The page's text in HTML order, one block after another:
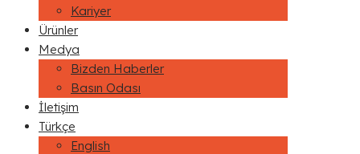
Kariyer
Ürünler
Medya
Bizden Haberler
Basın Odası
İletişim
Türkçe
English